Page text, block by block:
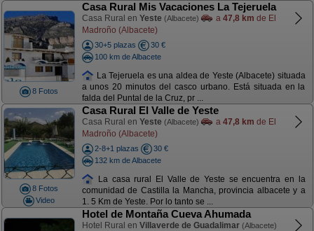
8 Fotos
Casa Rural Mis Vacaciones La Tejeruela
Casa Rural en Yeste (Albacete) a 47,8 km de El
Madroño (Albacete)
30+5 plazas
30 €
100 km de Albacete
La Tejeruela es una aldea de Yeste (Albacete) situada
a unos 20 minutos del casco urbano. Está situada en la
falda del Puntal de la Cruz, pr ...
8 Fotos
Video
Casa Rural El Valle de Yeste
Casa Rural en Yeste (Albacete) a 47,8 km de El
Madroño (Albacete)
2-8+1 plazas
30 €
132 km de Albacete
La casa rural El Valle de Yeste se encuentra en la
comunidad de Castilla la Mancha, provincia albacete y a
1. 5 Km de Yeste. Por lo tanto se ...
Hotel de Montaña Cueva Ahumada
Hotel Rural en Villaverde de Guadalimar (Albacete)